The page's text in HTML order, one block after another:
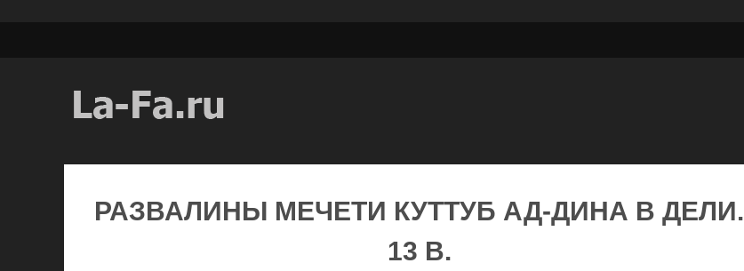
РАЗВАЛИНЫ МЕЧЕТИ КУТТУБ АД-ДИНА В ДЕЛИ.
13 В.